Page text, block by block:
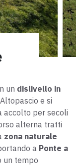
un dislivello in
e si
accolto per secoli
alterna tratti
zona naturale
a Ponte a
un tempo